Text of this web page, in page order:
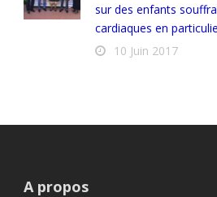
sur des enfants
cardiaques en
10 Juin 2017
A propos